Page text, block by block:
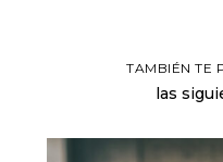
TAMBIÉN TE
las